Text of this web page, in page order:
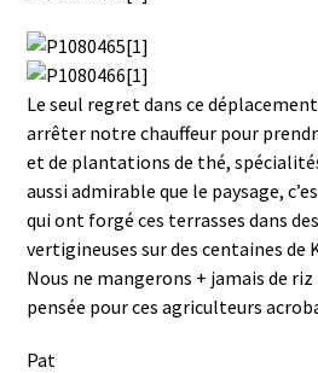
Le seul regret dans ce
arrêter notre chauffeur pour
et de plantations de thé,
aussi admirable que le paysage,
qui ont forgé ces terrasses dans
vertigineuses sur des centaines de
Nous ne mangerons + jamais de
pensée pour ces agriculteurs
Pat